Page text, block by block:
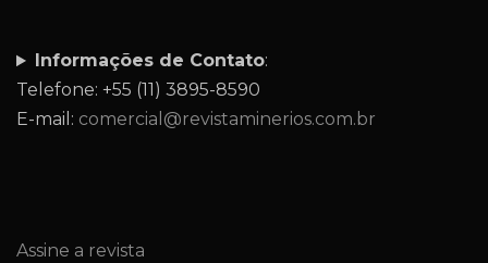
Informações de Contato:
Telefone: +55 (11) 3895-8590
E-mail: comercial@revistaminerios.com.br
Assine a revista